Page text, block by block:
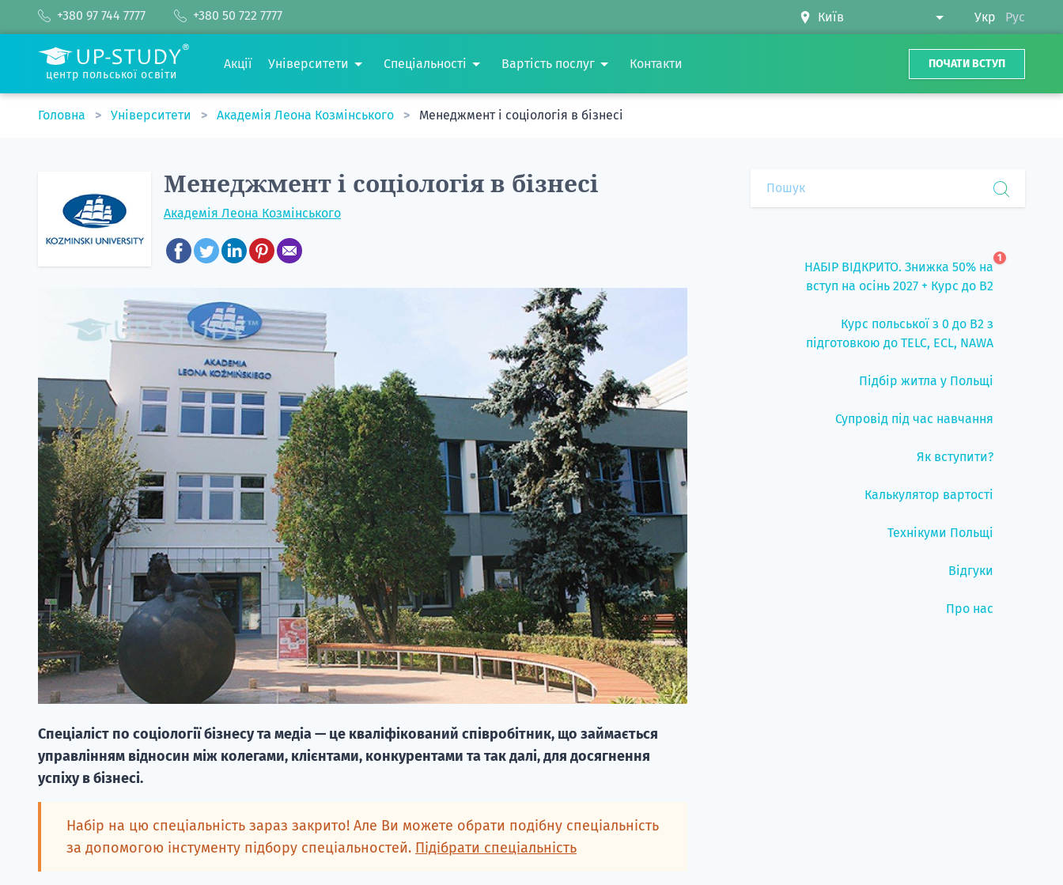
+380 97 744 7777 +380 50 722 7777 Укр Рус
центр польської освіти
Акції Університети Спеціальності Вартість послуг Контакти ПОЧАТИ ВСТУП
Головна Університети Академія Леона Козмінського Менеджмент і соціологія в бізнесі
Менеджмент і соціологія в бізнесі
Академія Леона Козмінського
Спеціаліст по соціології бізнесу та медіа — це кваліфікований співробітник, що займається
управлінням відносин між колегами, клієнтами, конкурентами та так далі, для досягнення
успіху в бізнесі.
Набір на цю спеціальність зараз закрито! Але Ви можете обрати подібну спеціальність
за допомогою інстументу підбору спеціальностей. Підібрати спеціальність
НАБІР ВІДКРИТО. Знижка 50% на
вступ на осінь 2027 + Курс до B2
1
Курс польської з 0 до B2 з
підготовкою до TELC, ECL, NAWA
Підбір житла у Польщі
Супровід під час навчання
Як вступити?
Калькулятор вартості
Технікуми Польщі
Відгуки
Про нас